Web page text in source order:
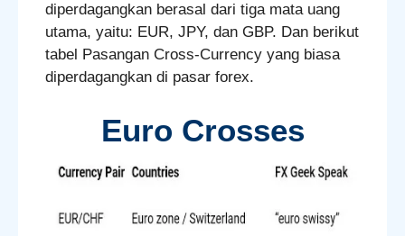
diperdagangkan berasal dari tiga mata uang
utama, yaitu: EUR, JPY, dan GBP. Dan berikut
tabel Pasangan Cross-Currency yang biasa
diperdagangkan di pasar forex.
Euro Crosses